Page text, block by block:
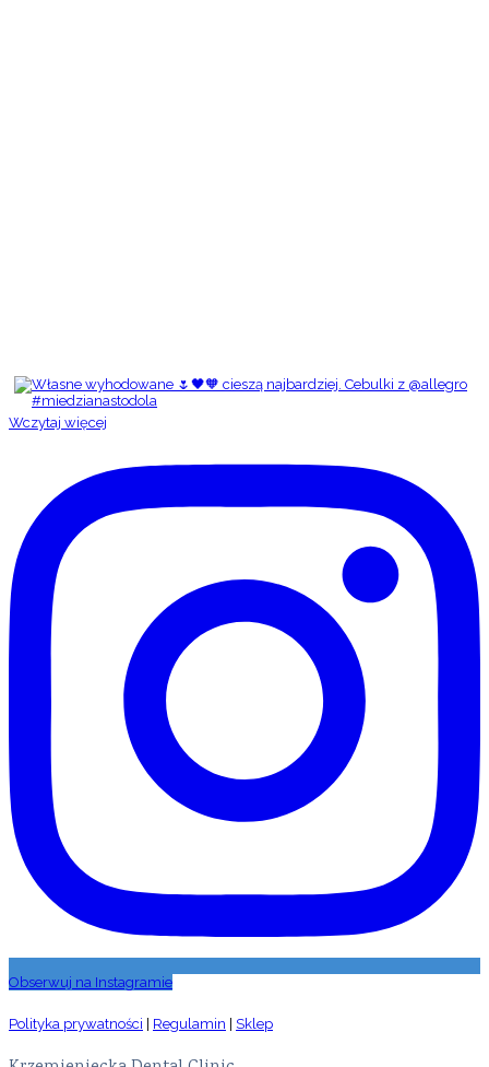
Wczytaj więcej
Obserwuj na Instagramie
Polityka prywatności Regulamin Sklep